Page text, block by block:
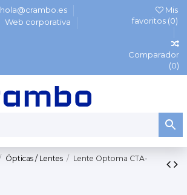
hola@crambo.es
Web corporativa
Mis
favoritos (0)
Comparador
(0)
Ópticas / Lentes
Lente Optoma CTA-